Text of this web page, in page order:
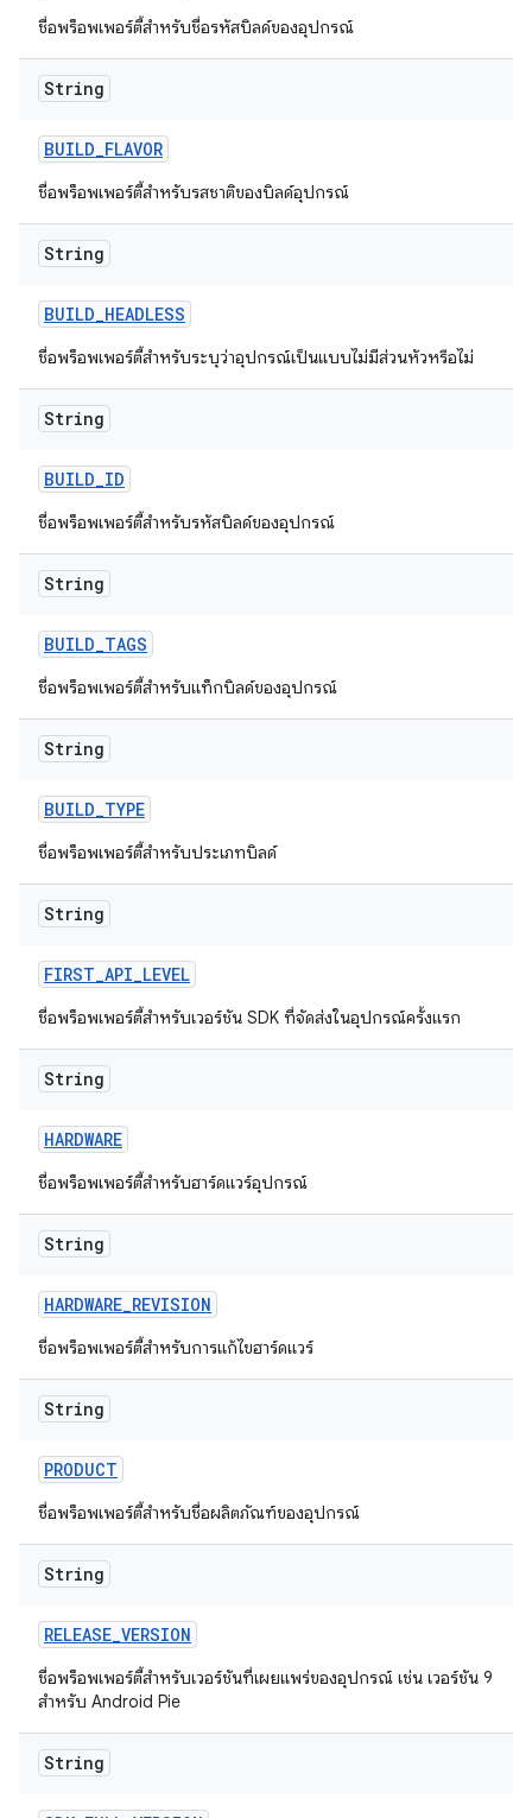
ชื่อพร็อพเพอร์ตี้สำหรับชื่อรหัสบิลด์ของอุปกรณ์
String
BUILD_FLAVOR
ชื่อพร็อพเพอร์ตี้สำหรับรสชาติของบิลด์อุปกรณ์
String
BUILD_HEADLESS
ชื่อพร็อพเพอร์ตี้สำหรับระบุว่าอุปกรณ์เป็นแบบไม่มีส่วนหัวหรือไม่
String
BUILD_ID
ชื่อพร็อพเพอร์ตี้สำหรับรหัสบิลด์ของอุปกรณ์
String
BUILD_TAGS
ชื่อพร็อพเพอร์ตี้สำหรับแท็กบิลด์ของอุปกรณ์
String
BUILD_TYPE
ชื่อพร็อพเพอร์ตี้สำหรับประเภทบิลด์
String
FIRST_API_LEVEL
ชื่อพร็อพเพอร์ตี้สำหรับเวอร์ชัน SDK ที่จัดส่งในอุปกรณ์ครั้งแรก
String
HARDWARE
ชื่อพร็อพเพอร์ตี้สำหรับฮาร์ดแวร์อุปกรณ์
String
HARDWARE_REVISION
ชื่อพร็อพเพอร์ตี้สำหรับการแก้ไขฮาร์ดแวร์
String
PRODUCT
ชื่อพร็อพเพอร์ตี้สำหรับชื่อผลิตภัณฑ์ของอุปกรณ์
String
RELEASE_VERSION
ชื่อพร็อพเพอร์ตี้สำหรับเวอร์ชันที่เผยแพร่ของอุปกรณ์ เช่น เวอร์ชัน 9
สำหรับ Android Pie
String